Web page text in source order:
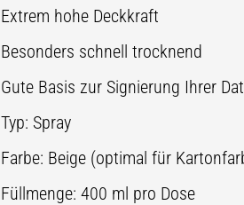
Extrem hohe Deckkraft
Besonders schnell trocknend
Gute Basis zur Signierung Ihrer
Typ: Spray
Farbe: Beige (optimal für
Füllmenge: 400 ml pro Dose